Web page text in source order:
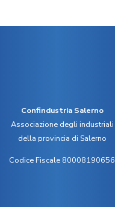
Confindustria Salerno
Associazione degli industriali
della provincia di Salerno
Codice Fiscale 80008190656